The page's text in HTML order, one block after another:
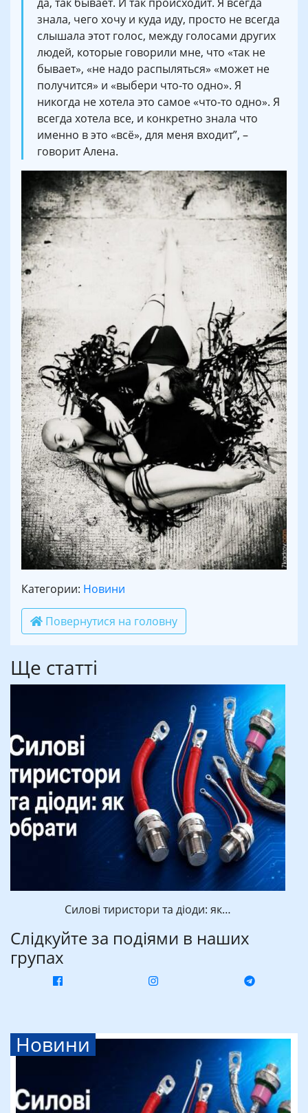
знала, чего хочу и куда иду, просто не всегда
слышала этот голос, между голосами других
людей, которые говорили мне, что «так не
бывает», «не надо распыляться» «может не
получится» и «выбери что-то одно». Я
никогда не хотела это самое «что-то одно». Я
всегда хотела все, и конкретно знала что
именно в это «всё», для меня входит”, –
говорит Алена.
Категории: Новини
Повернутися на головну
Ще статті
Силові тиристори та діоди: як…
Слідкуйте за подіями в наших
групах
Новини